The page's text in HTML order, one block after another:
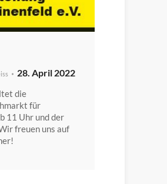
28. April 2022
die
für
11 Uhr und der
freuen uns auf